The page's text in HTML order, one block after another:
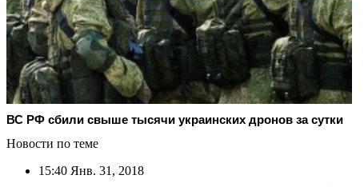
ВС РФ сбили свыше тысячи украинских дронов за сутки
Новости по теме
15:40 Янв. 31, 2018